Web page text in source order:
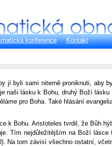
konference Kontakt
jí byli sami niterně proniknuti,
naši lásku k Bohu, druhý Boží
pro Boha. Také hlásání
k Bohu. Aristoteles tvrdil, že Bůh
Tím nejdůležitějším na Boží
Na tom závisí všechno ostatní,